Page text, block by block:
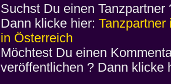
Suchst Du einen Tanzpartner
Dann klicke hier: Tanzpartner
in Österreich
Möchtest Du einen
veröffentlichen ? Dann klicke